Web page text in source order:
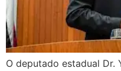
O deputado estadual Dr.